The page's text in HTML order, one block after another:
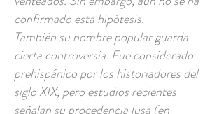
confirmado esta hipótesis.
También su nombre popular guarda
cierta controversia. Fue considerado
prehispánico por los historiadores del
siglo XIX, pero estudios recientes
señalan su procedencia lusa (en